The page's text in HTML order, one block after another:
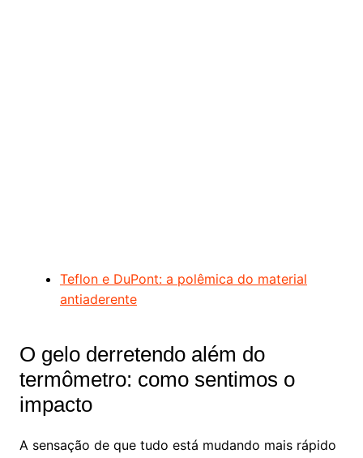
Teflon e DuPont: a polêmica do material
antiaderente
O gelo derretendo além do
termômetro: como sentimos o
impacto
A sensação de que tudo está mudando mais rápido